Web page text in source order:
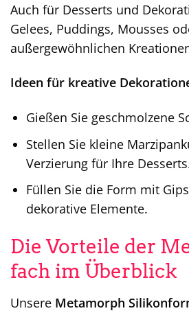
Auch für Desserts und
Gelees, Puddings, Mousses
außergewöhnlichen
Ideen für kreative
Gießen Sie geschmolzene
Stellen Sie kleine
Verzierung für Ihre
Füllen Sie die Form mit
dekorative Elemente.
Die Vorteile der
fach im Überblick
Unsere Metamorph